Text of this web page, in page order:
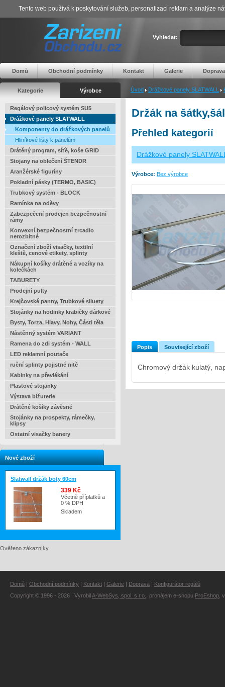
Vyhledat:
Domů Obchodní podmínky Kontakt Galerie Doprava
Kategorie Výrobce Úvod Drážkové panely SLATWALL
Regálový policový systém SU5
Drážkové panely SLATWALL
Komponenty do drážkových panelů
Hliníkové lišty k panelům
Drátěný program, síťě, koše GRID
Stojany na oblečení ŠTENDR
Aranžérské figuríny
Pokladní pásky (TERMO, BASIC)
Trubkový systém - BLOCK
Ramínka na oděvy
Zabezpečení prodejen bezpečnostní
rámy
Konvexní bezpečnostní zrcadlo
nerozbitné
Označení zboží visačky, textilní
kleště, cenové etikety, splinty
Nákupní košíky drátěné a vozíky na
kolečkách
TABURETY
Prodejní pulty
Krejčovské panny, Trubkové siluety
Stojánky na hodinky krabičky dárkové
Bysty, Torza, Hlavy, Nohy, Části těla
Nástěnný systém VARIANT
Ramena do zdi systém - WALL
LED reklamní poutače
ruční splinty pojistné nitě
Kabinky na převlékání
Plastové stojanky
Výstava bižuterie
Drátěné košíky závěsné
Stojánky na prospekty, rámečky,
klipsy
Ostatní visačky banery
Nové zboží
Slatwall držák boty 60cm
339 Kč
Včetně příplatků a
0 % DPH
Skladem
Ověřeno zákazníky
Držák na
Přehled kategorií
Drážkové panely
Výrobce: Bez výrobce
Popis Související zboží
Chromový držák kulatý,
Domů | Obchodní podmínky | Kontakt | Galerie | Doprava | Konfigurátor regálů
Copyright © 1996 - 2026 VyrobilA-WebSys, spol. s r.o. , pronájem e-shopu ProEshop ,
Tento web používá k poskytování služeb, personalizaci reklam a analýze